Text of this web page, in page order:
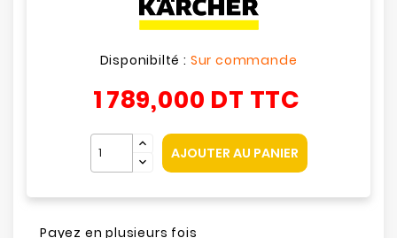
Disponibilté : Sur commande
1 789,000 DT TTC
AJOUTER AU PANIER
Payez en plusieurs fois